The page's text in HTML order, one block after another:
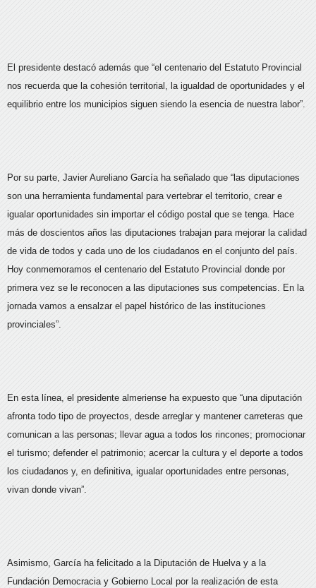
El presidente destacó además que “el centenario del Estatuto Provincial
nos recuerda que la cohesión territorial, la igualdad de oportunidades y el
equilibrio entre los municipios siguen siendo la esencia de nuestra labor”.
Por su parte, Javier Aureliano García ha señalado que “las diputaciones
son una herramienta fundamental para vertebrar el territorio, crear e
igualar oportunidades sin importar el código postal que se tenga. Hace
más de doscientos años las diputaciones trabajan para mejorar la calidad
de vida de todos y cada uno de los ciudadanos en el conjunto del país.
Hoy conmemoramos el centenario del Estatuto Provincial donde por
primera vez se le reconocen a las diputaciones sus competencias. En la
jornada vamos a ensalzar el papel histórico de las instituciones
provinciales”.
En esta línea, el presidente almeriense ha expuesto que “una diputación
afronta todo tipo de proyectos, desde arreglar y mantener carreteras que
comunican a las personas; llevar agua a todos los rincones; promocionar
el turismo; defender el patrimonio; acercar la cultura y el deporte a todos
los ciudadanos y, en definitiva, igualar oportunidades entre personas,
vivan donde vivan”.
Asimismo, García ha felicitado a la Diputación de Huelva y a la
Fundación Democracia y Gobierno Local por la realización de esta